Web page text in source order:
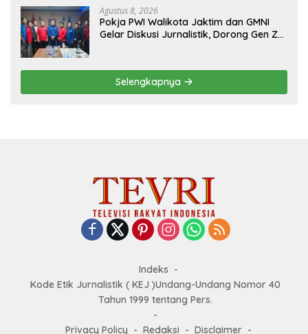
Agustus 8, 2026
Pokja PWI Walikota Jaktim dan GMNI
Gelar Diskusi Jurnalistik, Dorong Gen Z
Selengkapnya
Indeks
Kode Etik Jurnalistik ( KEJ )Undang-Undang Nomor 40
Tahun 1999 tentang Pers.
Privacy Policy Redaksi Disclaimer